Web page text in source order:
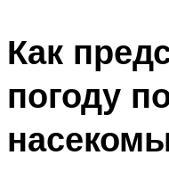
Как
погоду